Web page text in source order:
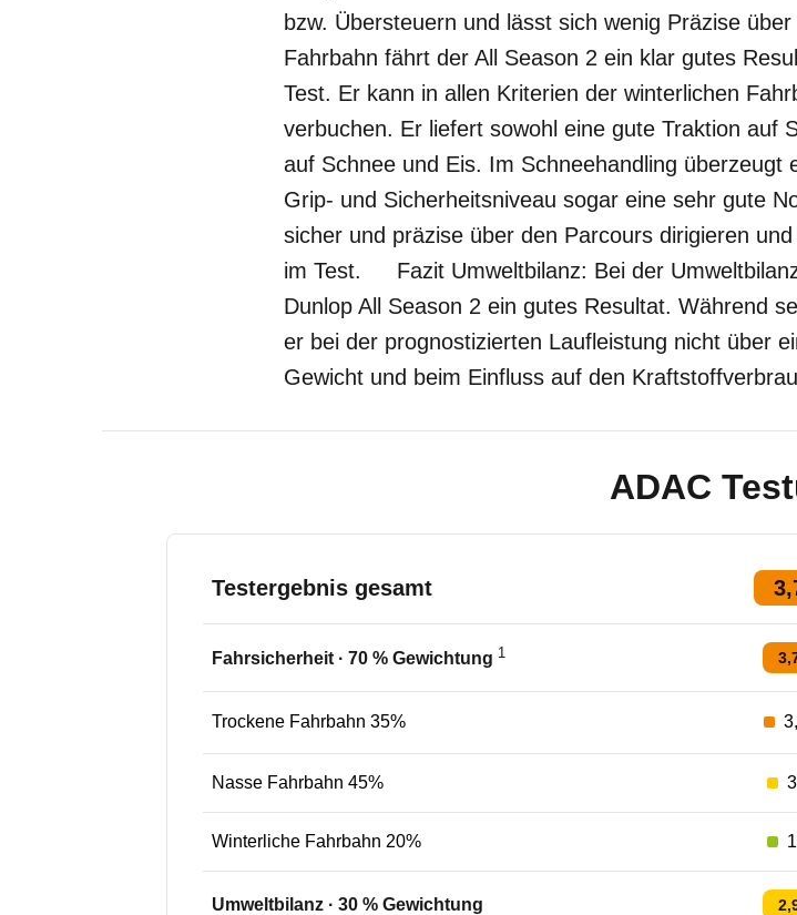
bzw. Übersteuern und lässt sich wenig Präzise
Fahrbahn fährt der All Season 2 ein klar gutes
Test. Er kann in allen Kriterien der winterlichen
verbuchen. Er liefert sowohl eine gute Traktion auf
auf Schnee und Eis. Im Schneehandling überzeugt
Grip- und Sicherheitsniveau sogar eine sehr gute
sicher und präzise über den Parcours dirigieren
im Test. Fazit Umweltbilanz: Bei der
Dunlop All Season 2 ein gutes Resultat. Während
er bei der prognostizierten Laufleistung nicht über
Gewicht und beim Einfluss auf den
ADAC
Testergebnis gesamt
Fahrsicherheit · 70 % Gewichtung 1
Trockene Fahrbahn 35%
Nasse Fahrbahn 45%
Winterliche Fahrbahn 20%
Umweltbilanz · 30 % Gewichtung